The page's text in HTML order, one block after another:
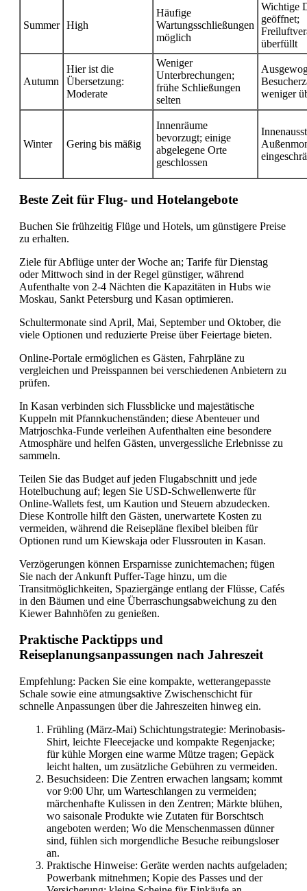
Summer High
Häufige
Wartungsschließungen
möglich
Wichtige
geöffnet;
überfüllt
Autumn
Hier ist die
Übersetzung:
Moderate
Weniger
Unterbrechungen;
frühe Schließungen
selten
weniger
Winter Gering bis mäßig
Innenräume
bevorzugt; einige
abgelegene Orte
geschlossen
Beste Zeit für Flug- und Hotelangebote
Buchen Sie frühzeitig Flüge und Hotels, um günstigere Preise
zu erhalten.
Ziele für Abflüge unter der Woche an; Tarife für Dienstag
oder Mittwoch sind in der Regel günstiger, während
Aufenthalte von 2-4 Nächten die Kapazitäten in Hubs wie
Moskau, Sankt Petersburg und Kasan optimieren.
Schultermonate sind April, Mai, September und Oktober, die
viele Optionen und reduzierte Preise über Feiertage bieten.
Online-Portale ermöglichen es Gästen, Fahrpläne zu
vergleichen und Preisspannen bei verschiedenen Anbietern zu
prüfen.
In Kasan verbinden sich Flussblicke und majestätische
Kuppeln mit Pfannkuchenständen; diese Abenteuer und
Matrjoschka-Funde verleihen Aufenthalten eine besondere
Atmosphäre und helfen Gästen, unvergessliche Erlebnisse zu
sammeln.
Teilen Sie das Budget auf jeden Flugabschnitt und jede
Hotelbuchung auf; legen Sie USD-Schwellenwerte für
Online-Wallets fest, um Kaution und Steuern abzudecken.
Diese Kontrolle hilft den Gästen, unerwartete Kosten zu
vermeiden, während die Reisepläne flexibel bleiben für
Optionen rund um Kiewskaja oder Flussrouten in Kasan.
Verzögerungen können Ersparnisse zunichtemachen; fügen
Sie nach der Ankunft Puffer-Tage hinzu, um die
Transitmöglichkeiten, Spaziergänge entlang der Flüsse, Cafés
in den Bäumen und eine Überraschungsabweichung zu den
Kiewer Bahnhöfen zu genießen.
Praktische Packtipps und
Reiseplanungsanpassungen nach Jahreszeit
Empfehlung: Packen Sie eine kompakte, wetterangepasste
Schale sowie eine atmungsaktive Zwischenschicht für
schnelle Anpassungen über die Jahreszeiten hinweg ein.
Frühling (März-Mai) Schichtungstrategie: Merinobasis-
Shirt, leichte Fleecejacke und kompakte Regenjacke;
für kühle Morgen eine warme Mütze tragen; Gepäck
leicht halten, um zusätzliche Gebühren zu vermeiden.
Besuchsideen: Die Zentren erwachen langsam; kommt
vor 9:00 Uhr, um Warteschlangen zu vermeiden;
märchenhafte Kulissen in den Zentren; Märkte blühen,
wo saisonale Produkte wie Zutaten für Borschtsch
angeboten werden; Wo die Menschenmassen dünner
sind, fühlen sich morgendliche Besuche reibungsloser
an.
Praktische Hinweise: Geräte werden nachts aufgeladen;
Powerbank mitnehmen; Kopie des Passes und der